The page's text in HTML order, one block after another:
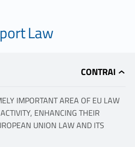
Law
IMPORTANT AREA OF EU LAW
ENHANCING THEIR
UNION LAW AND ITS